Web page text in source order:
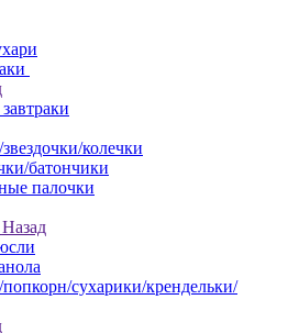
колечки
батончики
палочки
Назад
сухарики/крендельки/